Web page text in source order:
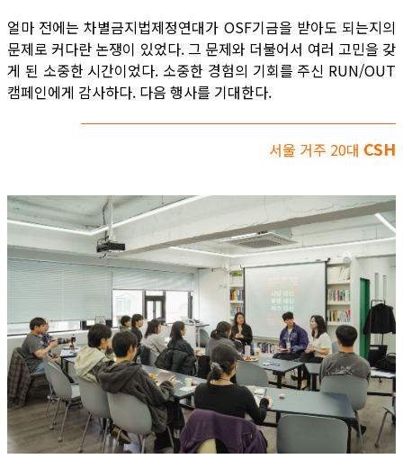
얼마 전에는 차별금지법제정연대가 OSF기금을 받아도 되는지의
문제로 커다란 논쟁이 있었다. 그 문제와 더불어서 여러 고민을 갖
게 된 소중한 시간이었다. 소중한 경험의 기회를 주신 RUN/OUT
캠페인에게 감사하다. 다음 행사를 기대한다.
서울 거주 20대 CSH